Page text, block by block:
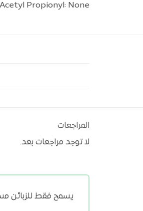
Acetyl Propionyl: None
المراجعات
لا توجد مراجعات بعد.
يسمح فقط للزبائن